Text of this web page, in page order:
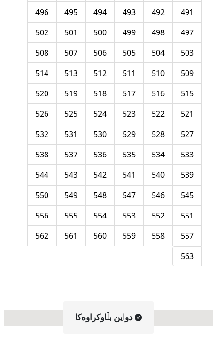
491
492
493
494
495
496
497
498
499
500
501
502
503
504
505
506
507
508
509
510
511
512
513
514
515
516
517
518
519
520
521
522
523
524
525
526
527
528
529
530
531
532
533
534
535
536
537
538
539
540
541
542
543
544
545
546
547
548
549
550
551
552
553
554
555
556
557
558
559
560
561
562
563
دواین بڵاوکراوه‌کا